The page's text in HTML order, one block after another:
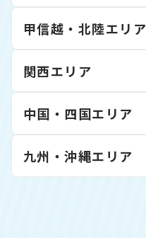
甲信越・北陸エリア
関西エリア
中国・四国エリア
九州・沖縄エリア